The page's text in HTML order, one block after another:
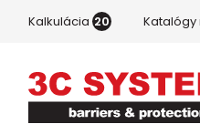
Kalkulácia 20 Katalógy